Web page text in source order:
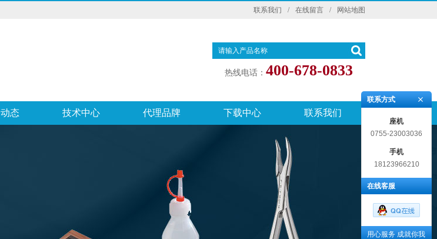
联系我们 / 在线留言 / 网站地图
热线电话： 400-678-0833
态 技术中心 代理品牌 下载中心 联系我们
联系方式
座机
0755-23003036
手机
18123966210
在线客服
用心服务 成就你我